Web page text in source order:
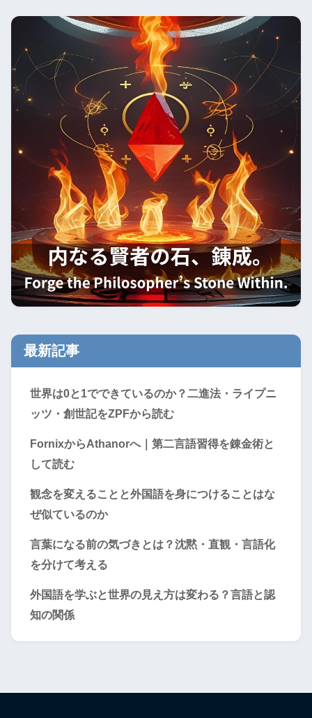
最新記事
世界は0と1でできているのか？二進法・ライプニ
ッツ・創世記をZPFから読む
FornixからAthanorへ｜第二言語習得を錬金術と
して読む
観念を変えることと外国語を身につけることはな
ぜ似ているのか
言葉になる前の気づきとは？沈黙・直観・言語化
を分けて考える
外国語を学ぶと世界の見え方は変わる？言語と認
知の関係